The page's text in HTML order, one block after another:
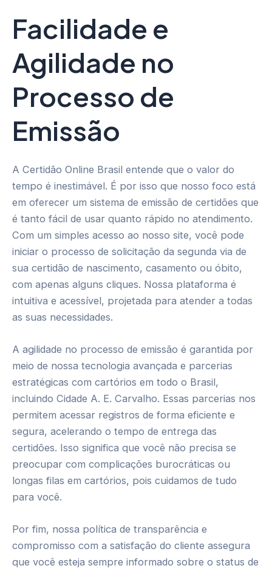
Facilidade e
Agilidade no
Processo de
Emissão
A Certidão Online Brasil entende que o valor do
tempo é inestimável. É por isso que nosso foco está
em oferecer um sistema de emissão de certidões que
é tanto fácil de usar quanto rápido no atendimento.
Com um simples acesso ao nosso site, você pode
iniciar o processo de solicitação da segunda via de
sua certidão de nascimento, casamento ou óbito,
com apenas alguns cliques. Nossa plataforma é
intuitiva e acessível, projetada para atender a todas
as suas necessidades.
A agilidade no processo de emissão é garantida por
meio de nossa tecnologia avançada e parcerias
estratégicas com cartórios em todo o Brasil,
incluindo Cidade A. E. Carvalho. Essas parcerias nos
permitem acessar registros de forma eficiente e
segura, acelerando o tempo de entrega das
certidões. Isso significa que você não precisa se
preocupar com complicações burocráticas ou
longas filas em cartórios, pois cuidamos de tudo
para você.
Por fim, nossa política de transparência e
compromisso com a satisfação do cliente assegura
que você esteja sempre informado sobre o status de